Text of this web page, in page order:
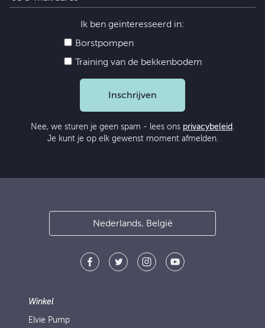
Ik ben geïnteresseerd in:
Borstpompen
Training van de bekkenbodem
Inschrijven
Nee, we sturen je geen spam - lees ons privacybeleid .
Je kunt je op elk gewenst moment afmelden.
Nederlands, België
Winkel
Elvie Pump